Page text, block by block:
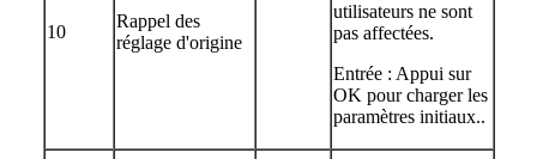
10
Rappel des
réglage d'origine
utilisateurs ne sont
pas affectées.
Entrée : Appui sur
OK pour charger les
paramètres initiaux..